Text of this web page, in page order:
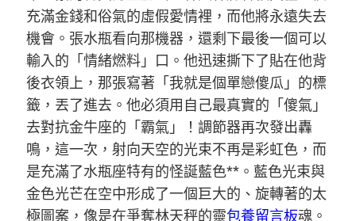
充滿金錢和俗氣的虛假愛情裡，而他將永遠失去
機會。張水瓶看向那機器，還剩下最後一個可以
輸入的「情緒燃料」口。他迅速撕下了貼在他背
後衣領上，那張寫著「我就是個單戀傻瓜」的標
籤，丟了進去。他必須用自己最真實的「傻氣」
去對抗金牛座的「霸氣」！調節器再次發出轟
鳴，這一次，射向天空的光束不再是彩虹色，而
是充滿了水瓶座特有的怪誕藍色**。藍色光束與
金色光芒在空中形成了一個巨大的、旋轉著的太
極圖案，像是在爭奪林天秤的靈包養留言板魂。